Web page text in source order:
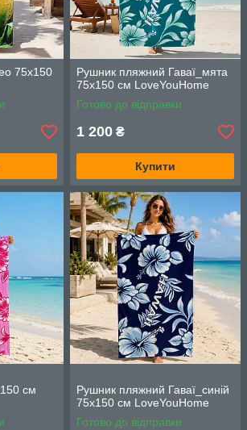
75х150
Рушник пляжний Гаваї_мята
75х150 см LoveYouHome
Готово до відправки
1 200 ₴
Купити
см
Рушник пляжний Гаваї_синій
75х150 см LoveYouHome
Готово до відправки